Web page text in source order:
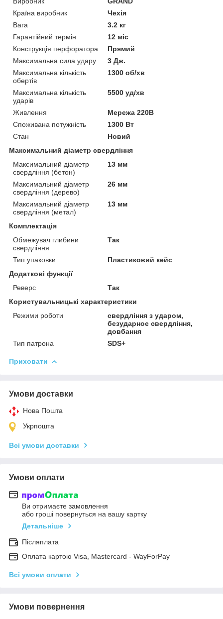
Країна виробник
Чехія
Вага
3.2 кг
Гарантійний термін
12 міс
Конструкція перфоратора
Прямий
Максимальна сила удару
3 Дж.
Максимальна кількість
обертів
1300 об/хв
Максимальна кількість
ударів
5500 уд/хв
Живлення
Мережа 220В
Споживана потужність
1300 Вт
Стан
Новий
Максимальний діаметр свердління
Максимальний діаметр
свердління (бетон)
13 мм
Максимальний діаметр
свердління (дерево)
26 мм
Максимальний діаметр
свердління (метал)
13 мм
Комплектація
Обмежувач глибини
свердління
Так
Тип упаковки
Пластиковий кейс
Додаткові функції
Реверс
Так
Користувальницькі характеристики
Режими роботи
свердління з ударом,
безударное свердління,
довбання
Тип патрона
SDS+
Приховати
Умови доставки
Нова Пошта
Укрпошта
Всі умови доставки
Умови оплати
Ви отримаєте замовлення
або гроші повернуться на вашу картку
Детальніше
Післяплата
Оплата картою Visa, Mastercard - WayForPay
Всі умови оплати
Умови повернення